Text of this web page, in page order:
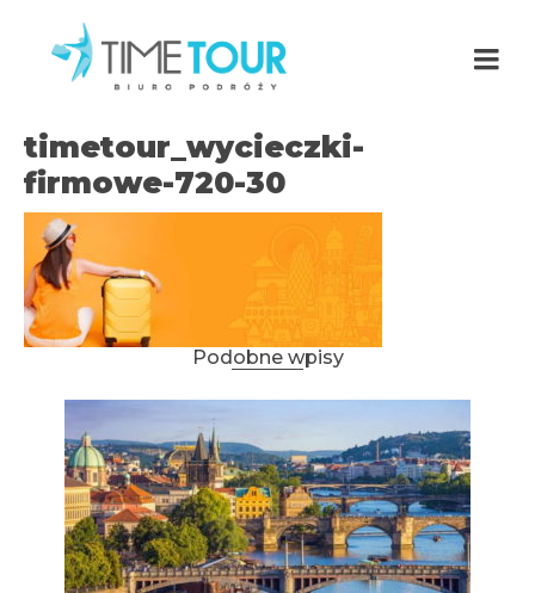
timetour_wycieczki-
firmowe-720-30
Podobne wpisy